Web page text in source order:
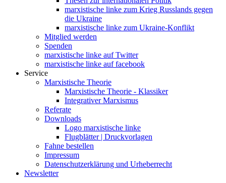
marxistische linke zum Krieg Russlands gegen
die Ukraine
marxistische linke zum Ukraine-Konflikt
Mitglied werden
Spenden
marxistische linke auf Twitter
marxistische linke auf facebook
Service
Marxistische Theorie
Marxistische Theorie - Klassiker
Integrativer Marxismus
Referate
Downloads
Logo marxistische linke
Flugblätter | Druckvorlagen
Fahne bestellen
Impressum
Datenschutzerklärung und Urheberrecht
Newsletter